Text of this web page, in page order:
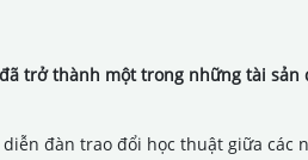
trở thành một trong những tài
đàn trao đổi học thuật giữa các